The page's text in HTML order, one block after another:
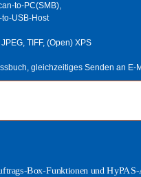
to-PC(SMB),
to-USB-Host
TIFF, (Open) XPS
gleichzeitiges Senden an E-
Box-Funktionen und